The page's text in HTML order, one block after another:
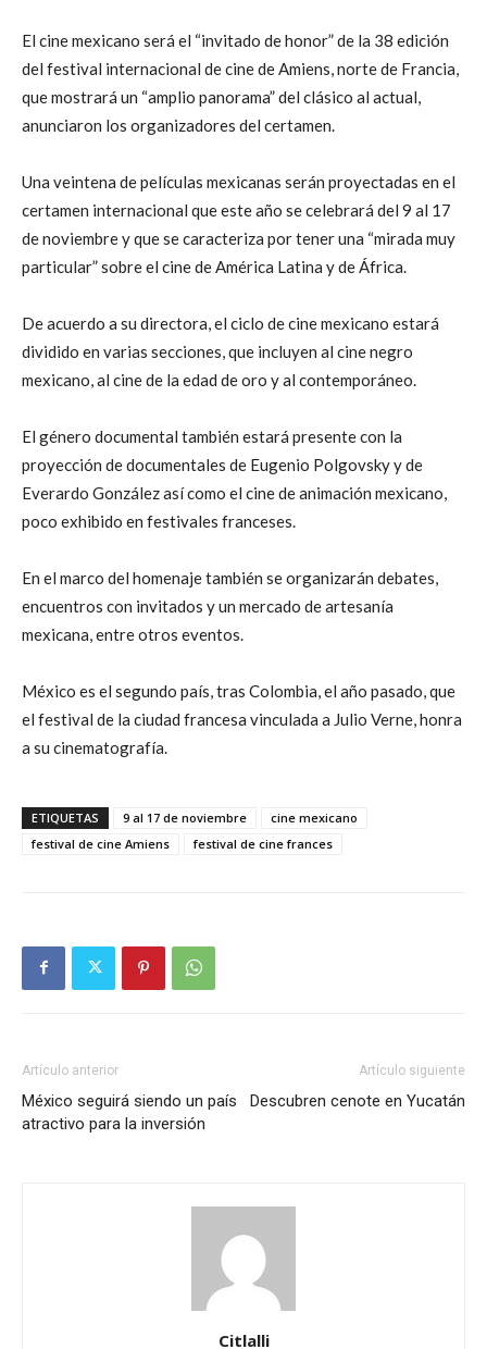
El cine mexicano será el “invitado de honor” de la 38 edición
del festival internacional de cine de Amiens, norte de Francia,
que mostrará un “amplio panorama” del clásico al actual,
anunciaron los organizadores del certamen.
Una veintena de películas mexicanas serán proyectadas en el
certamen internacional que este año se celebrará del 9 al 17
de noviembre y que se caracteriza por tener una “mirada muy
particular” sobre el cine de América Latina y de África.
De acuerdo a su directora, el ciclo de cine mexicano estará
dividido en varias secciones, que incluyen al cine negro
mexicano, al cine de la edad de oro y al contemporáneo.
El género documental también estará presente con la
proyección de documentales de Eugenio Polgovsky y de
Everardo González así como el cine de animación mexicano,
poco exhibido en festivales franceses.
En el marco del homenaje también se organizarán debates,
encuentros con invitados y un mercado de artesanía
mexicana, entre otros eventos.
México es el segundo país, tras Colombia, el año pasado, que
el festival de la ciudad francesa vinculada a Julio Verne, honra
a su cinematografía.
ETIQUETAS 9 al 17 de noviembre
cine mexicano
festival de cine Amiens
festival de cine frances
Artículo anterior
México seguirá siendo un país
atractivo para la inversión
Artículo siguiente
Descubren cenote en Yucatán
Citlalli